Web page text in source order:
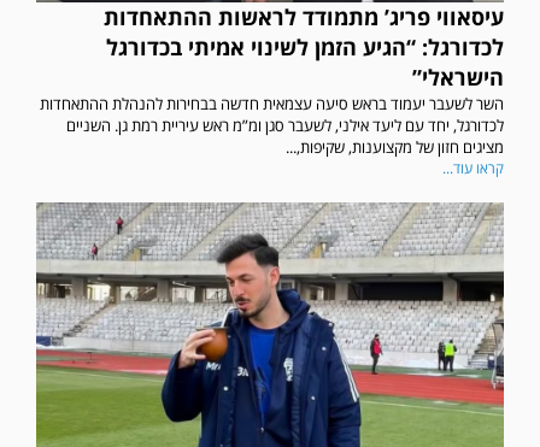
עיסאווי פריג’ מתמודד לראשות ההתאחדות
לכדורגל: “הגיע הזמן לשינוי אמיתי בכדורגל
הישראלי”
השר לשעבר יעמוד בראש סיעה עצמאית חדשה בבחירות להנהלת ההתאחדות
לכדורגל, יחד עם ליעד אילני, לשעבר סגן ומ”מ ראש עיריית רמת גן. השניים
מציגים חזון של מקצוענות, שקיפות,...
קראו עוד...